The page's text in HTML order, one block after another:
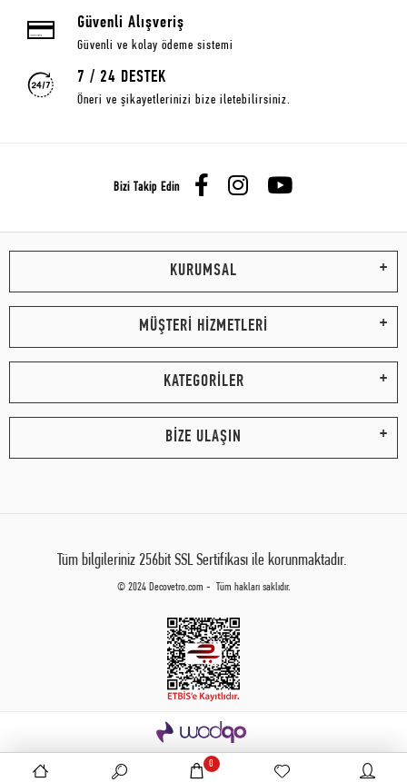
Güvenli Alışveriş
Güvenli ve kolay ödeme sistemi
7 / 24 DESTEK
Öneri ve şikayetlerinizi bize iletebilirsiniz.
Bizi Takip Edin
KURUMSAL
MÜŞTERİ HİZMETLERİ
KATEGORİLER
BİZE ULAŞIN
Tüm bilgileriniz 256bit SSL Sertifikası ile korunmaktadır.
© 2024 Decovetro.com - Tüm hakları saklıdır.
0